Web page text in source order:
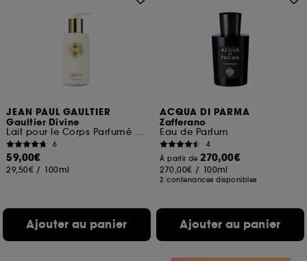
JEAN PAUL GAULTIER
Gaultier Divine
Lait pour le Corps Parfumé et Floral pour Femme
6
59,00€
29,50€ / 100ml
Ajouter au panier
ACQUA DI PARMA
Zafferano
Eau de Parfum
4
À partir de270,00€
270,00€ / 100ml
2 contenances disponibles
Ajouter au panier